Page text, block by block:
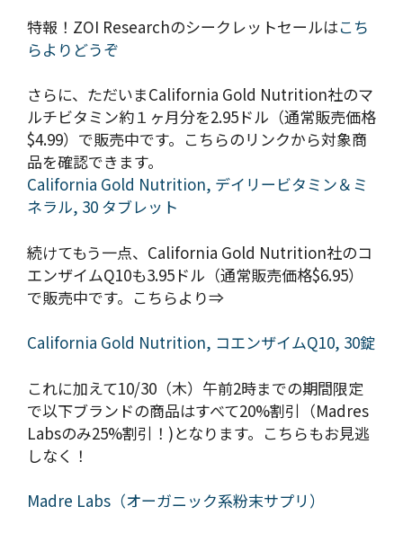
特報！ZOI Researchのシークレットセールはこち
らよりどうぞ
さらに、ただいまCalifornia Gold Nutrition社のマ
ルチビタミン約１ヶ月分を2.95ドル（通常販売価格
$4.99）で販売中です。こちらのリンクから対象商
品を確認できます。
California Gold Nutrition, デイリービタミン＆ミ
ネラル, 30 タブレット
続けてもう一点、California Gold Nutrition社のコ
エンザイムQ10も3.95ドル（通常販売価格$6.95）
で販売中です。こちらより⇒
California Gold Nutrition, コエンザイムQ10, 30錠
これに加えて10/30（木）午前2時までの期間限定
で以下ブランドの商品はすべて20%割引（Madres
Labsのみ25%割引！)となります。こちらもお見逃
しなく！
Madre Labs（オーガニック系粉末サプリ）